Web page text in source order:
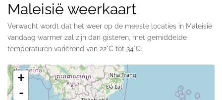
Maleisië weerkaart
Verwacht wordt dat het weer op de meeste locaties in Maleisië
vandaag warmer zal zijn dan gisteren, met gemiddelde
temperaturen variërend van 22°C tot 34°C.
+
-